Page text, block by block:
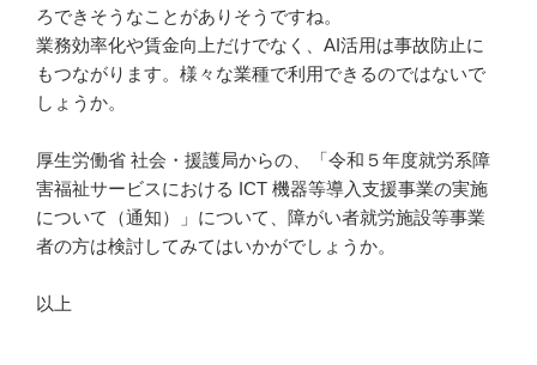
ろできそうなことがありそうですね。
業務効率化や賃金向上だけでなく、AI活用は事故防止に
もつながります。様々な業種で利用できるのではないで
しょうか。
厚生労働省 社会・援護局からの、「令和５年度就労系障
害福祉サービスにおける ICT 機器等導入支援事業の実施
について（通知）」について、障がい者就労施設等事業
者の方は検討してみてはいかがでしょうか。
以上